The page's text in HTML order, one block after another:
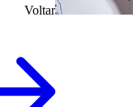
Voltar